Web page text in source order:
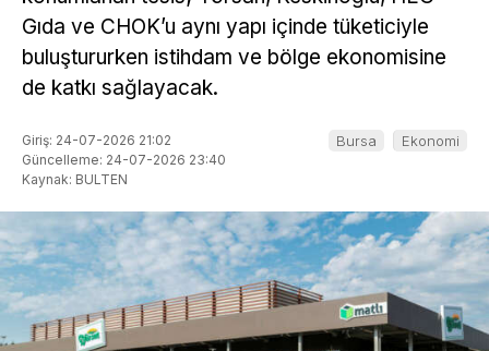
Gıda ve CHOK’u aynı yapı içinde tüketiciyle
buluştururken istihdam ve bölge ekonomisine
de katkı sağlayacak.
Giriş: 24-07-2026 21:02
Güncelleme: 24-07-2026 23:40
Kaynak: BULTEN
Bursa Ekonomi